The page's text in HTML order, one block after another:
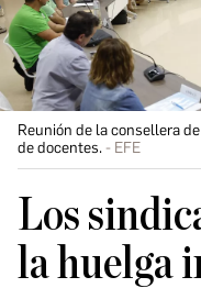
Reunión de la consellera
de docentes.
EFE
Los
la huelga